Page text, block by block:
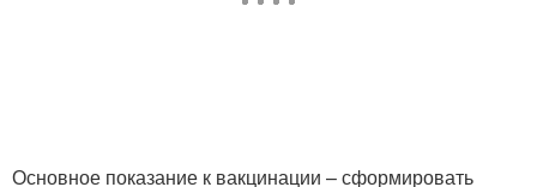
Основное показание к вакцинации – сформировать